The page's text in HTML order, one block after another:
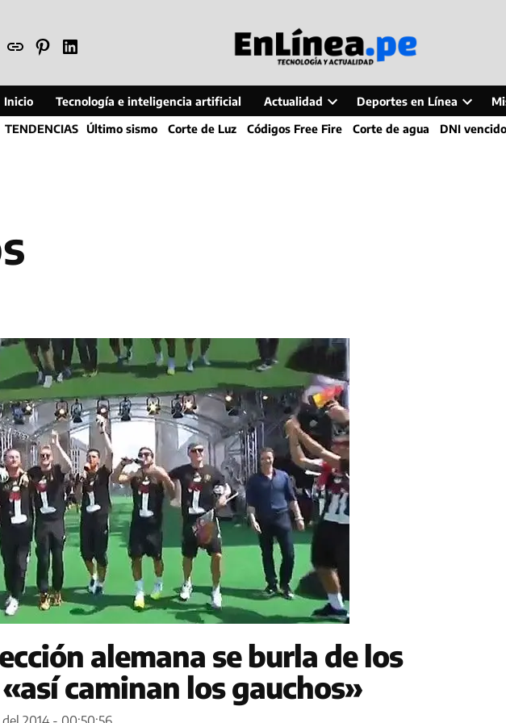
WebPinterestLinkedin
Inicio Tecnología e inteligencia artificial Actualidad
Open
dropdown
Deportes en Línea
Open
dropdown
TENDENCIAS Último sismo Corte de Luz Códigos Free Fire Corte de agua DNI vencido
alemana se burla de los
caminan los gauchos»